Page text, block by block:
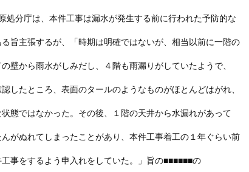
分庁は、本件工事は漏水が発生する前に行われた予防的な
主張するが、「時期は明確ではないが、相当以前に一階の
から雨水がしみだし、４階も雨漏りがしていたようで、
たところ、表面のタールのようなものがほとんどはがれ、
ではなかった。その後、１階の天井から水漏れがあって
ぬれてしまったことがあり、本件工事着工の１年ぐらい前
をするよう申入れをしていた。」旨の■■■■■■の